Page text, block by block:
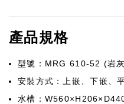
產品規格
型號：MRG 610-52 (岩
安裝方式：上嵌、下嵌、
水槽：